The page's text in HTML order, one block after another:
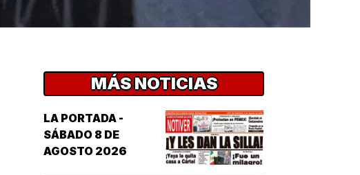
MÁS NOTICIAS
LA PORTADA -
SÁBADO 8 DE
AGOSTO 2026